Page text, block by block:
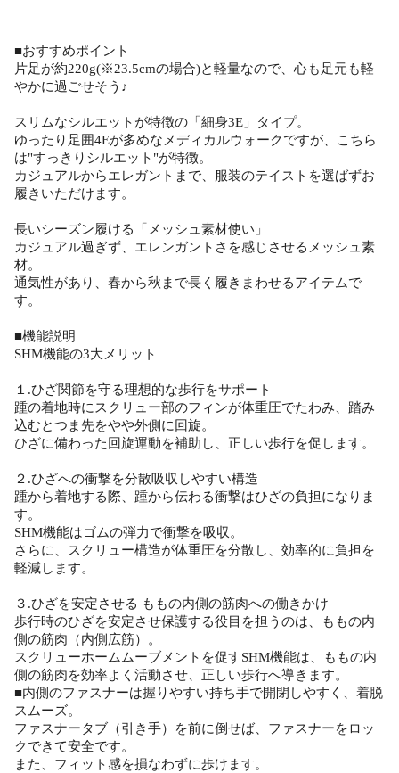
■おすすめポイント
片足が約220g(※23.5cmの場合)と軽量なので、心も足元も軽
やかに過ごせそう♪
スリムなシルエットが特徴の「細身3E」タイプ。
ゆったり足囲4Eが多めなメディカルウォークですが、こちら
は"すっきりシルエット"が特徴。
カジュアルからエレガントまで、服装のテイストを選ばずお
履きいただけます。
長いシーズン履ける「メッシュ素材使い」
カジュアル過ぎず、エレンガントさを感じさせるメッシュ素
材。
通気性があり、春から秋まで長く履きまわせるアイテムで
す。
■機能説明
SHM機能の3大メリット
１.ひざ関節を守る理想的な歩行をサポート
踵の着地時にスクリュー部のフィンが体重圧でたわみ、踏み
込むとつま先をやや外側に回旋。
ひざに備わった回旋運動を補助し、正しい歩行を促します。
２.ひざへの衝撃を分散吸収しやすい構造
踵から着地する際、踵から伝わる衝撃はひざの負担になりま
す。
SHM機能はゴムの弾力で衝撃を吸収。
さらに、スクリュー構造が体重圧を分散し、効率的に負担を
軽減します。
３.ひざを安定させる ももの内側の筋肉への働きかけ
歩行時のひざを安定させ保護する役目を担うのは、ももの内
側の筋肉（内側広筋）。
スクリューホームムーブメントを促すSHM機能は、ももの内
側の筋肉を効率よく活動させ、正しい歩行へ導きます。
■内側のファスナーは握りやすい持ち手で開閉しやすく、着脱
スムーズ。
ファスナータブ（引き手）を前に倒せば、ファスナーをロッ
クできて安全です。
また、フィット感を損なわずに歩けます。